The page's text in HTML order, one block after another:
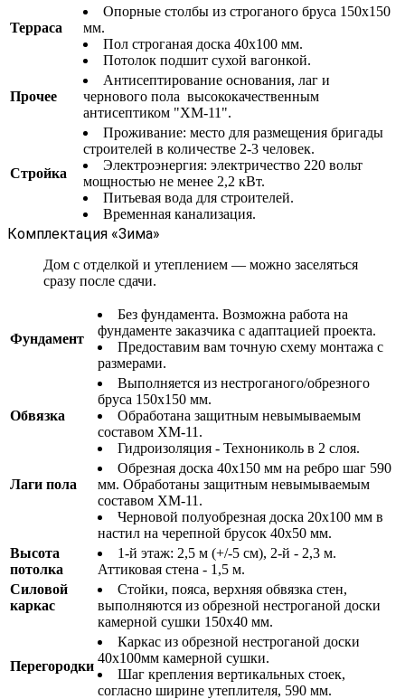
Терраса
Опорные столбы из строганого бруса 150х150
мм.
Пол строганая доска 40х100 мм.
Потолок подшит сухой вагонкой.
Прочее
Антисептирование основания, лаг и
чернового пола высококачественным
антисептиком "ХМ-11".
Стройка
Проживание: место для размещения бригады
строителей в количестве 2-3 человек.
Электроэнергия: электричество 220 вольт
мощностью не менее 2,2 кВт.
Питьевая вода для строителей.
Временная канализация.
Комплектация «Зима»
Дом с отделкой и утеплением — можно заселяться
сразу после сдачи.
Фундамент
Без фундамента. Возможна работа на
фундаменте заказчика с адаптацией проекта.
Предоставим вам точную схему монтажа с
размерами.
Обвязка
Выполняется из нестроганого/обрезного
бруса 150х150 мм.
Обработана защитным невымываемым
составом ХМ-11.
Гидроизоляция - Технониколь в 2 слоя.
Лаги пола
Обрезная доска 40х150 мм на ребро шаг 590
мм. Обработаны защитным невымываемым
составом ХМ-11.
Черновой полуобрезная доска 20х100 мм в
настил на черепной брусок 40х50 мм.
Высота
потолка
1-й этаж: 2,5 м (+/-5 см), 2-й - 2,3 м.
Аттиковая стена - 1,5 м.
Силовой
каркас
Стойки, пояса, верхняя обвязка стен,
выполняются из обрезной нестроганой доски
камерной сушки 150х40 мм.
Перегородки
Каркас из обрезной нестроганой доски
40х100мм камерной сушки.
Шаг крепления вертикальных стоек,
согласно ширине утеплителя, 590 мм.